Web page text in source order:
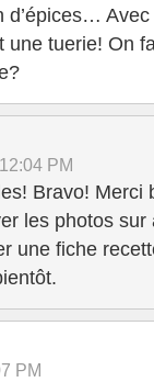
d’épices…
une tuerie! On
PM
Bravo! Merci
les photos
une fiche
PM